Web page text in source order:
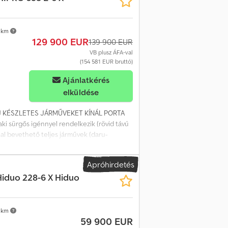
129 900 EUR139 900 EUR
VB plusz ÁFA-val
(154 581 EUR bruttó)
Ajánlatkérés
elküldése
JÁRMŰVEKET KÍNÁL PORTA
aki sürgős igénnyel rendelkezik (rövid távú
bevethető teljes járművek (daru-
a gyártótól felépítmény, szerelés,
beszámítása HIAB X-HIPRO 658E-
a kitámasztó hengereken Külső
lengéscsillapító a vertikális
és törőhenger csuklókaros
és az emelőgém, illetve az
Rugalmas hengercsatlakozás A
így az ügyfél a darut egyéni igényeire
Apróhirdetés
228-6 X Hiduo
59 900 EUR